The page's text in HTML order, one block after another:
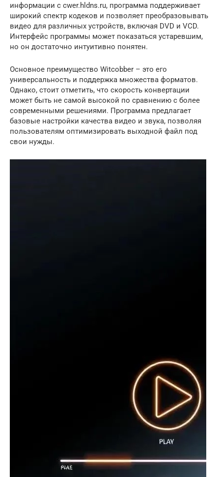
информации с cwer.hldns.ru, программа поддерживает
широкий спектр кодеков и позволяет преобразовывать
видео для различных устройств, включая DVD и VCD.
Интерфейс программы может показаться устаревшим,
но он достаточно интуитивно понятен.
Основное преимущество Witcobber – это его
универсальность и поддержка множества форматов.
Однако, стоит отметить, что скорость конвертации
может быть не самой высокой по сравнению с более
современными решениями. Программа предлагает
базовые настройки качества видео и звука, позволяя
пользователям оптимизировать выходной файл под
свои нужды.